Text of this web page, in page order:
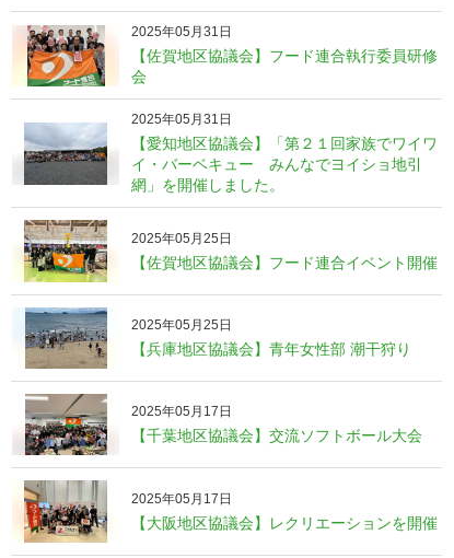
2025年05月31日
【佐賀地区協議会】フード連合執行委員研修
会
2025年05月31日
【愛知地区協議会】「第２１回家族でワイワ
イ・バーベキュー みんなでヨイショ地引
網」を開催しました。
2025年05月25日
【佐賀地区協議会】フード連合イベント開催
2025年05月25日
【兵庫地区協議会】青年女性部 潮干狩り
2025年05月17日
【千葉地区協議会】交流ソフトボール大会
2025年05月17日
【大阪地区協議会】レクリエーションを開催